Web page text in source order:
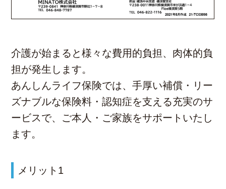
介護が始まると様々な費用的負担、肉体的負
担が発生します。
あんしんライフ保険では、手厚い補償・リー
ズナブルな保険料・認知症を支える充実のサ
ービスで、ご本人・ご家族をサポートいたし
ます。
メリット1